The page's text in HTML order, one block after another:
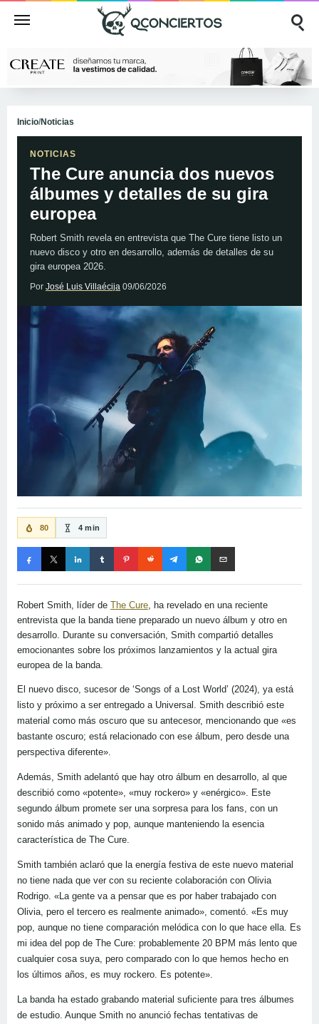
Inicio/Noticias
NOTICIAS
The Cure anuncia dos nuevos
álbumes y detalles de su gira
europea
Robert Smith revela en entrevista que The Cure tiene listo un
nuevo disco y otro en desarrollo, además de detalles de su
gira europea 2026.
Por José Luis Villaécija 09/06/2026
80 4 min
Robert Smith, líder de The Cure, ha revelado en una reciente
entrevista que la banda tiene preparado un nuevo álbum y otro en
desarrollo. Durante su conversación, Smith compartió detalles
emocionantes sobre los próximos lanzamientos y la actual gira
europea de la banda.
El nuevo disco, sucesor de ‘Songs of a Lost World’ (2024), ya está
listo y próximo a ser entregado a Universal. Smith describió este
material como más oscuro que su antecesor, mencionando que «es
bastante oscuro; está relacionado con ese álbum, pero desde una
perspectiva diferente».
Además, Smith adelantó que hay otro álbum en desarrollo, al que
describió como «potente», «muy rockero» y «enérgico». Este
segundo álbum promete ser una sorpresa para los fans, con un
sonido más animado y pop, aunque manteniendo la esencia
característica de The Cure.
Smith también aclaró que la energía festiva de este nuevo material
no tiene nada que ver con su reciente colaboración con Olivia
Rodrigo. «La gente va a pensar que es por haber trabajado con
Olivia, pero el tercero es realmente animado», comentó. «Es muy
pop, aunque no tiene comparación melódica con lo que hace ella. Es
mi idea del pop de The Cure: probablemente 20 BPM más lento que
cualquier cosa suya, pero comparado con lo que hemos hecho en
los últimos años, es muy rockero. Es potente».
La banda ha estado grabando material suficiente para tres álbumes
de estudio. Aunque Smith no anunció fechas tentativas de